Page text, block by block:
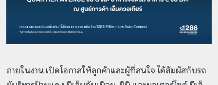
ภายในงาน เปิดโอกาสให้ลูกค้าและผู้ที่สนใจ ได้สัมผัสกับรถ